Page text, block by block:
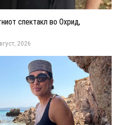
спектакл во Охрид,
2026